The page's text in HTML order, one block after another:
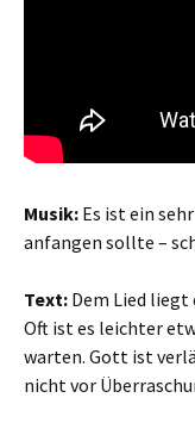
Musik: Es ist ein
anfangen sollte –
Text: Dem Lied liegt
Oft ist es leichter
warten. Gott ist
nicht vor